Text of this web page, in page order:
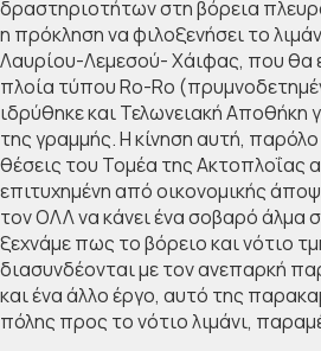
δραστηριοτήτων στη βόρεια
η πρόκληση να φιλοξενήσει το
Λαυρίου-Λεμεσού- Χάιφας, που θα
πλοία τύπου Ro-Ro
ιδρύθηκε και Τελωνειακή Αποθήκη
της γραμμής. Η κίνηση αυτή,
θέσεις του Τομέα της Ακτοπλοΐας
επιτυχημένη από οικονομικής
τον ΟΛΛ να κάνει ένα σοβαρό άλμα
ξεχνάμε πως το βόρειο και νότιο
διασυνδέονται με τον ανεπαρκή
και ένα άλλο έργο, αυτό της
πόλης προς το νότιο λιμάνι,